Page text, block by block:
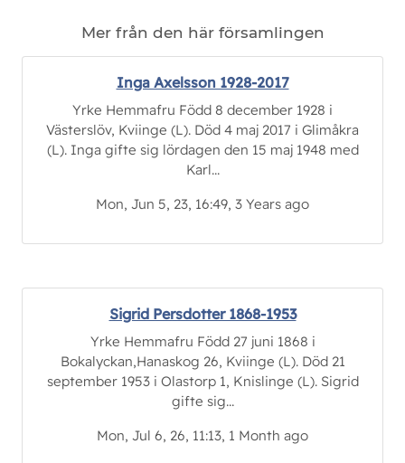
Mer från den här församlingen
Inga Axelsson 1928-2017
Yrke Hemmafru Född 8 december 1928 i
Västerslöv, Kviinge (L). Död 4 maj 2017 i Glimåkra
(L). Inga gifte sig lördagen den 15 maj 1948 med
Karl...
Mon, Jun 5, 23, 16:49, 3 Years ago
Sigrid Persdotter 1868-1953
Yrke Hemmafru Född 27 juni 1868 i
Bokalyckan,Hanaskog 26, Kviinge (L). Död 21
september 1953 i Olastorp 1, Knislinge (L). Sigrid
gifte sig...
Mon, Jul 6, 26, 11:13, 1 Month ago